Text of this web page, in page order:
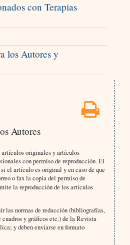
con Terapias
los Autores y
Autores
originales y artículos
con permiso de reproducción. El
el artículo es original y en caso de que
o fax la copia del permiso de
la reproducción de los artículos
las normas de redacción (bibliografías,
y gráficos etc.) de la Revista
y deben enviarse en formato